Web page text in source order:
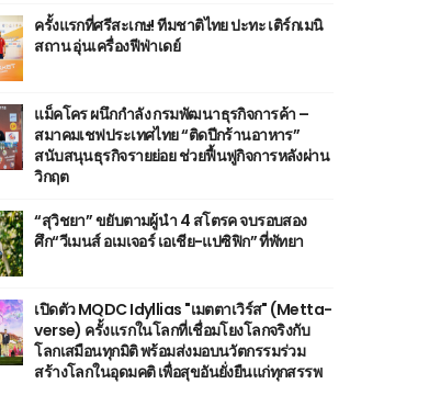
ครั้งแรกที่ศรีสะเกษ! ทีมชาติไทย ปะทะ เติร์กเมนิ
สถาน อุ่นเครื่องฟีฟ่าเดย์
แม็คโคร ผนึกกำลัง กรมพัฒนาธุรกิจการค้า –
สมาคมเชฟประเทศไทย “ติดปีกร้านอาหาร”
สนับสนุนธุรกิจรายย่อย ช่วยฟื้นฟูกิจการหลังผ่าน
วิกฤต
“สุวิชยา” ขยับตามผู้นำ 4 สโตรค จบรอบสอง
ศึก“วีเมนส์ อเมเจอร์ เอเชีย-แปซิฟิก” ที่พัทยา
เปิดตัว MQDC Idyllias "เมตตาเวิร์ส" (Metta-
verse) ครั้งแรกในโลกที่เชื่อมโยงโลกจริงกับ
โลกเสมือนทุกมิติ พร้อมส่งมอบนวัตกรรมร่วม
สร้างโลกในอุดมคติ เพื่อสุขอันยั่งยืนแก่ทุกสรรพ